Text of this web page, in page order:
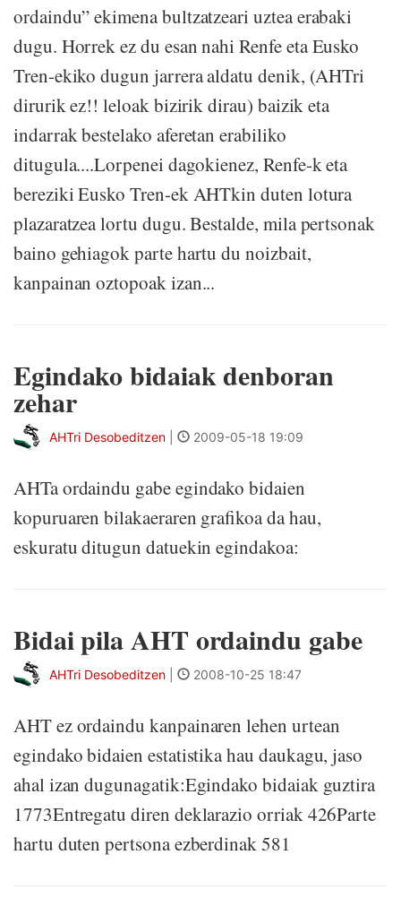
ordaindu” ekimena bultzatzeari uztea erabaki
dugu. Horrek ez du esan nahi Renfe eta Eusko
Tren-ekiko dugun jarrera aldatu denik, (AHTri
dirurik ez!! leloak bizirik dirau) baizik eta
indarrak bestelako aferetan erabiliko
ditugula....Lorpenei dagokienez, Renfe-k eta
bereziki Eusko Tren-ek AHTkin duten lotura
plazaratzea lortu dugu. Bestalde, mila pertsonak
baino gehiagok parte hartu du noizbait,
kanpainan oztopoak izan...
Egindako bidaiak denboran
zehar
AHTri Desobeditzen 2009-05-18 19:09
AHTa ordaindu gabe egindako bidaien
kopuruaren bilakaeraren grafikoa da hau,
eskuratu ditugun datuekin egindakoa:
Bidai pila AHT ordaindu gabe
AHTri Desobeditzen 2008-10-25 18:47
AHT ez ordaindu kanpainaren lehen urtean
egindako bidaien estatistika hau daukagu, jaso
ahal izan dugunagatik:Egindako bidaiak guztira
1773Entregatu diren deklarazio orriak 426Parte
hartu duten pertsona ezberdinak 581